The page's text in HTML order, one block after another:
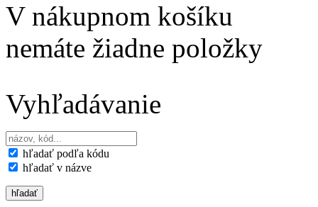
V nákupnom košíku
nemáte žiadne položky
Vyhľadávanie
hľadať podľa kódu
hľadať v názve